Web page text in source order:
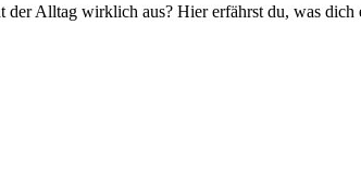
der Alltag wirklich aus? Hier erfährst du, was dich